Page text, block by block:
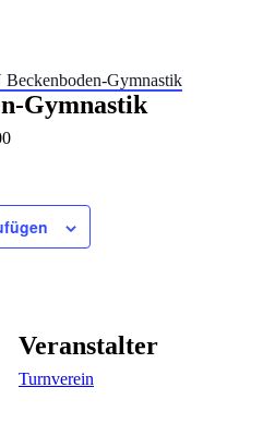
Gymnastik
Gymnastik
Veranstalter
Turnverein